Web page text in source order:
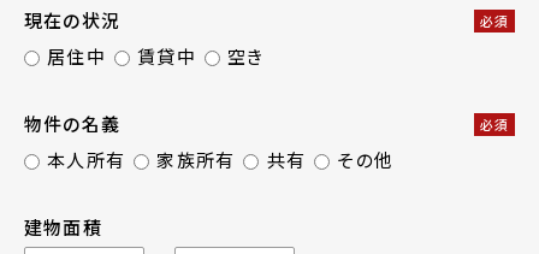
現在の状況 必須
居住中 賃貸中 空き
物件の名義 必須
本人所有 家族所有 共有 その他
建物面積